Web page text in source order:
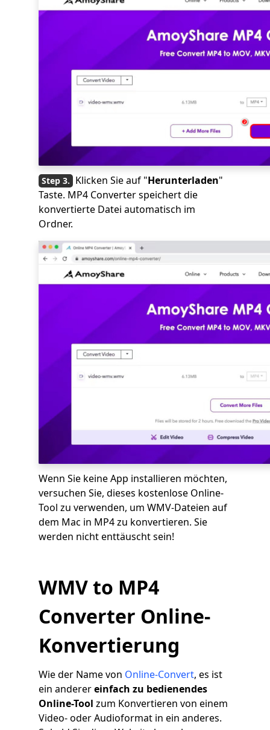
Klicken Sie auf "Herunterladen"
Taste. MP4 Converter speichert die
konvertierte Datei automatisch im
Ordner.
Wenn Sie keine App installieren möchten,
versuchen Sie, dieses kostenlose Online-
Tool zu verwenden, um WMV-Dateien auf
dem Mac in MP4 zu konvertieren. Sie
werden nicht enttäuscht sein!
WMV to MP4
Converter Online-
Konvertierung
Wie der Name von Online-Convert, es ist
ein anderereinfach zu bedienendes
Online-Tool zum Konvertieren von einem
Video- oder Audioformat in ein anderes.